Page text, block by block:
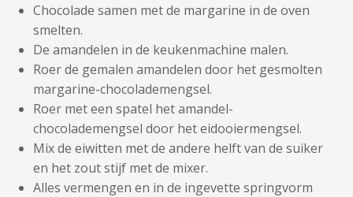
Chocolade samen met de margarine in de oven
smelten.
De amandelen in de keukenmachine malen.
Roer de gemalen amandelen door het gesmolten
margarine-chocolademengsel.
Roer met een spatel het amandel-
chocolademengsel door het eidooiermengsel.
Mix de eiwitten met de andere helft van de suiker
en het zout stijf met de mixer.
Alles vermengen en in de ingevette springvorm